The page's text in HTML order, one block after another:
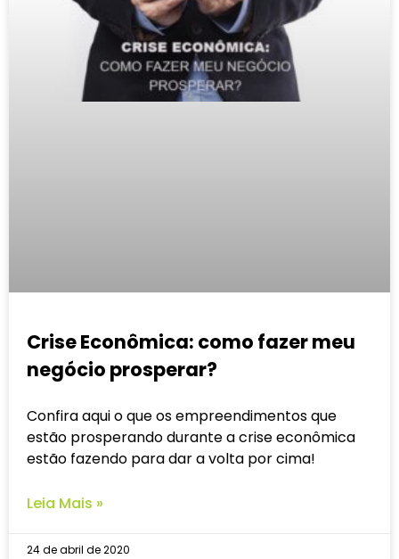
Crise Econômica: como fazer meu
negócio prosperar?
Confira aqui o que os empreendimentos que
estão prosperando durante a crise econômica
estão fazendo para dar a volta por cima!
Leia Mais »
24 de abril de 2020